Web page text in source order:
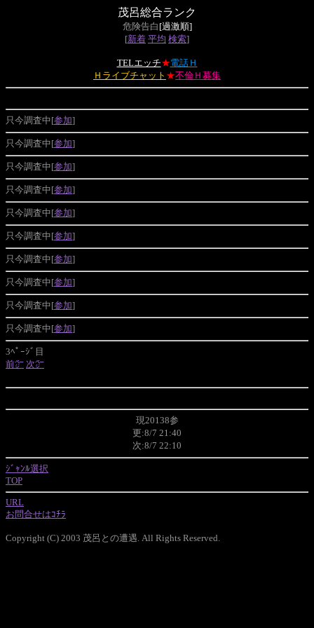
茂呂総合ランク
危険告白 [過激順]
[新着 平均 検索]
TELエッチ★電話Ｈ
Ｈライブチャット ★不倫Ｈ募集
只今調査中[参加]
只今調査中[参加]
只今調査中[参加]
只今調査中[参加]
只今調査中[参加]
只今調査中[参加]
只今調査中[参加]
只今調査中[参加]
只今調査中[参加]
只今調査中[参加]
3ﾍﾟｰｼﾞ目
前㌻ 次㌻
現20138参
更:8/7 21:40
次:8/7 22:10
ｼﾞｬﾝﾙ選択
TOP
URL
お問合せはｺﾁﾗ
Copyright (C) 2003 茂呂との遭遇. All Rights Reserved.